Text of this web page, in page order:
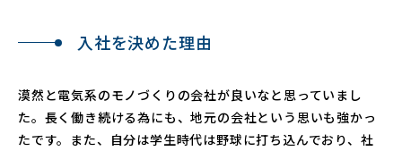
入社を決めた理由
漠然と電気系のモノづくりの会社が良いなと思っていまし
た。長く働き続ける為にも、地元の会社という思いも強かっ
たです。また、自分は学生時代は野球に打ち込んでおり、社